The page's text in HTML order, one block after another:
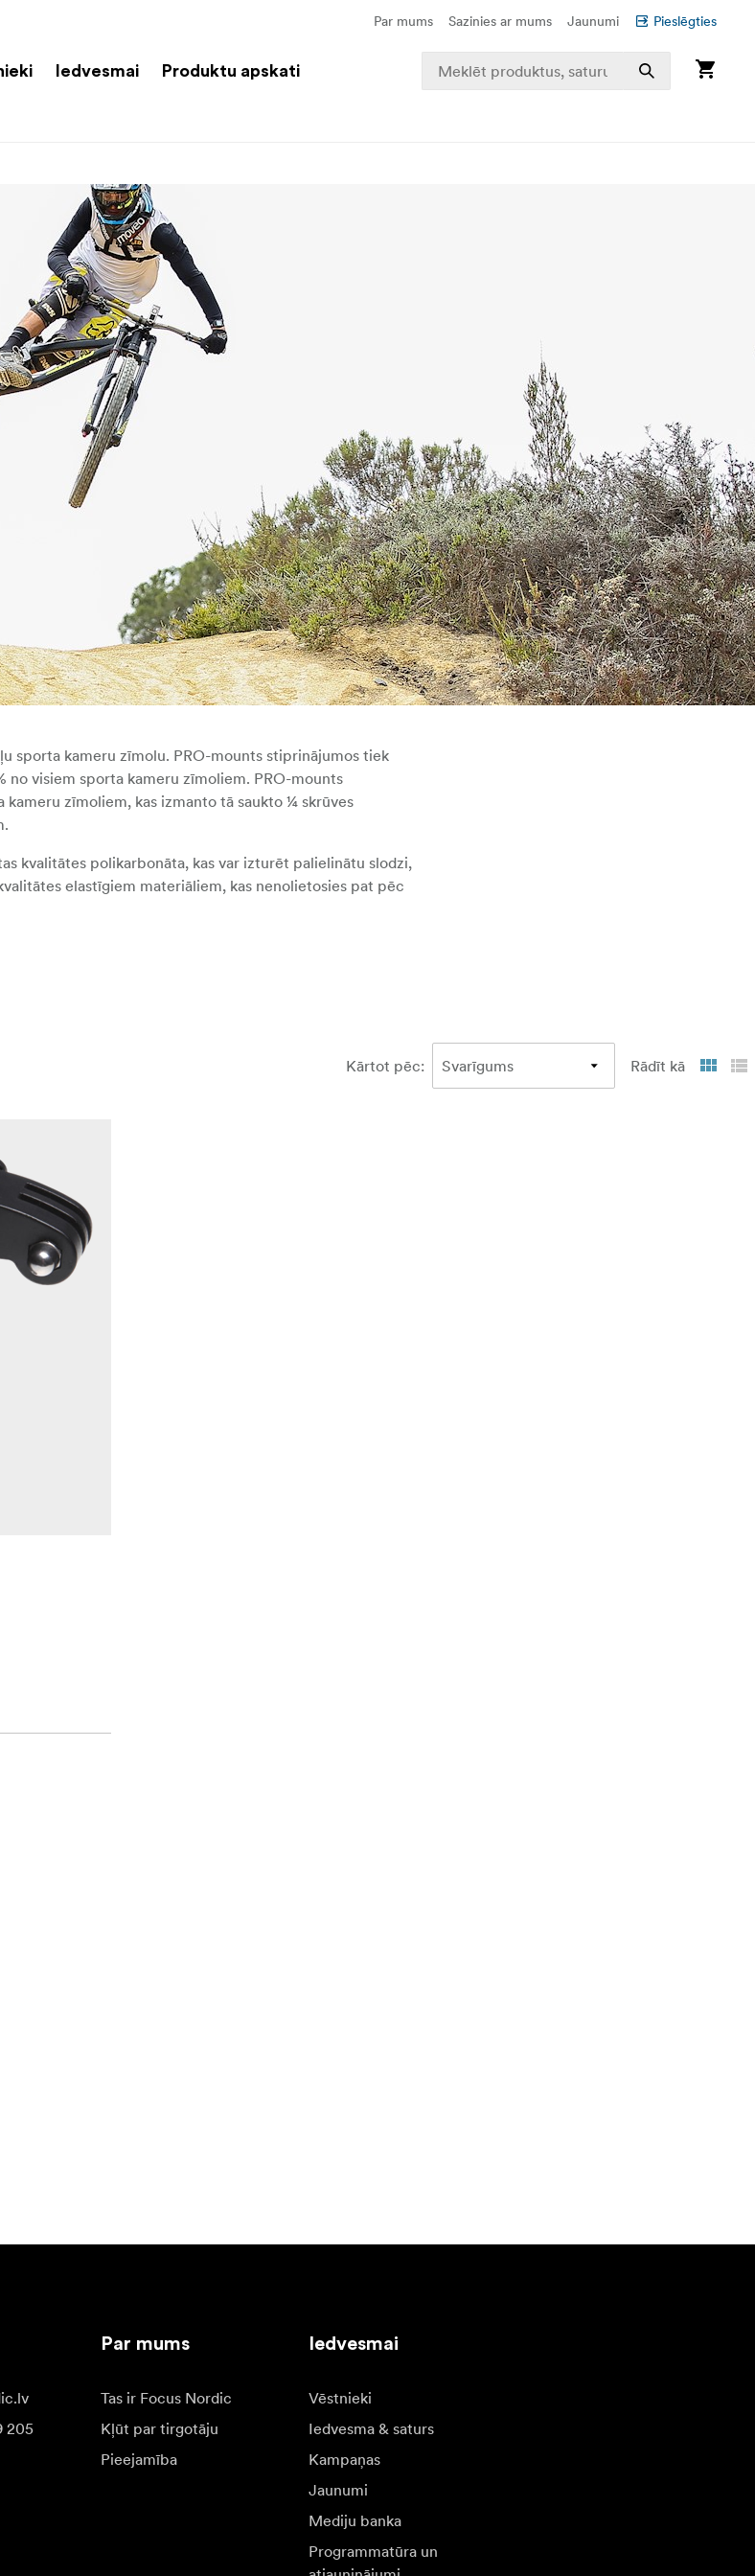
Par mums Sazinies ar mums Jaunumi Pieslēgties
Iedvesmai Produktu apskati
sporta kameru zīmolu. PRO-mounts stiprinājumos tiek
no visiem sporta kameru zīmoliem. PRO-mounts
zīmoliem, kas izmanto tā saukto ¼ skrūves
kvalitātes polikarbonāta, kas var izturēt palielinātu slodzi,
elastīgiem materiāliem, kas nenolietosies pat pēc
Kārtot pēc: Rādīt kā
205
Par mums
Tas ir Focus Nordic
Kļūt par tirgotāju
Pieejamība
Iedvesmai
Vēstnieki
Iedvesma & saturs
Kampaņas
Jaunumi
Mediju banka
Programmatūra un